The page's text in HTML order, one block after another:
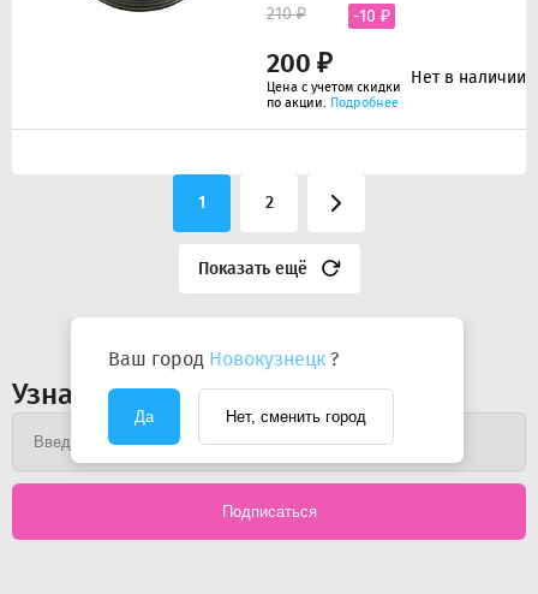
200 ₽
210 ₽ -10 ₽
Цена с учетом скидки
по акции. Подробнее
Нет в наличии
1 2
Показать ещё
Узнавайте первыми об акциях
Подписаться
Ваш город Новокузнецк ?
Да Нет, сменить город